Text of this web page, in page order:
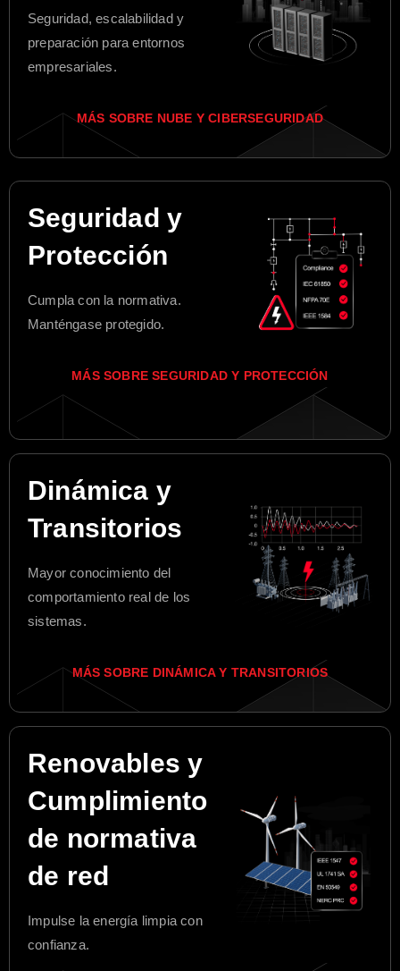
Seguridad, escalabilidad y
preparación para entornos
empresariales.
MÁS SOBRE NUBE Y CIBERSEGURIDAD
Seguridad y
Protección
Cumpla con la normativa.
Manténgase protegido.
MÁS SOBRE SEGURIDAD Y PROTECCIÓN
Dinámica y
Transitorios
Mayor conocimiento del
comportamiento real de los
sistemas.
MÁS SOBRE DINÁMICA Y TRANSITORIOS
Renovables y
Cumplimiento
de normativa
de red
Impulse la energía limpia con
confianza.